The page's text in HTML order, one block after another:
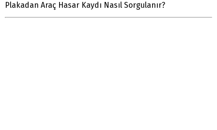
Plakadan Araç Hasar Kaydı Nasıl Sorgulanır?